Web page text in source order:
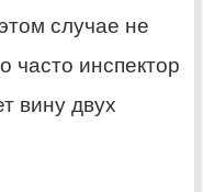
случае не
часто инспектор
вину двух